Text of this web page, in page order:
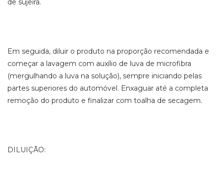
de sujeira.
Em seguida, diluir o produto na proporção recomendada e
começar a lavagem com auxílio de luva de microfibra
(mergulhando a luva na solução), sempre iniciando pelas
partes superiores do automóvel. Enxaguar até a completa
remoção do produto e finalizar com toalha de secagem.
DILUIÇÃO: